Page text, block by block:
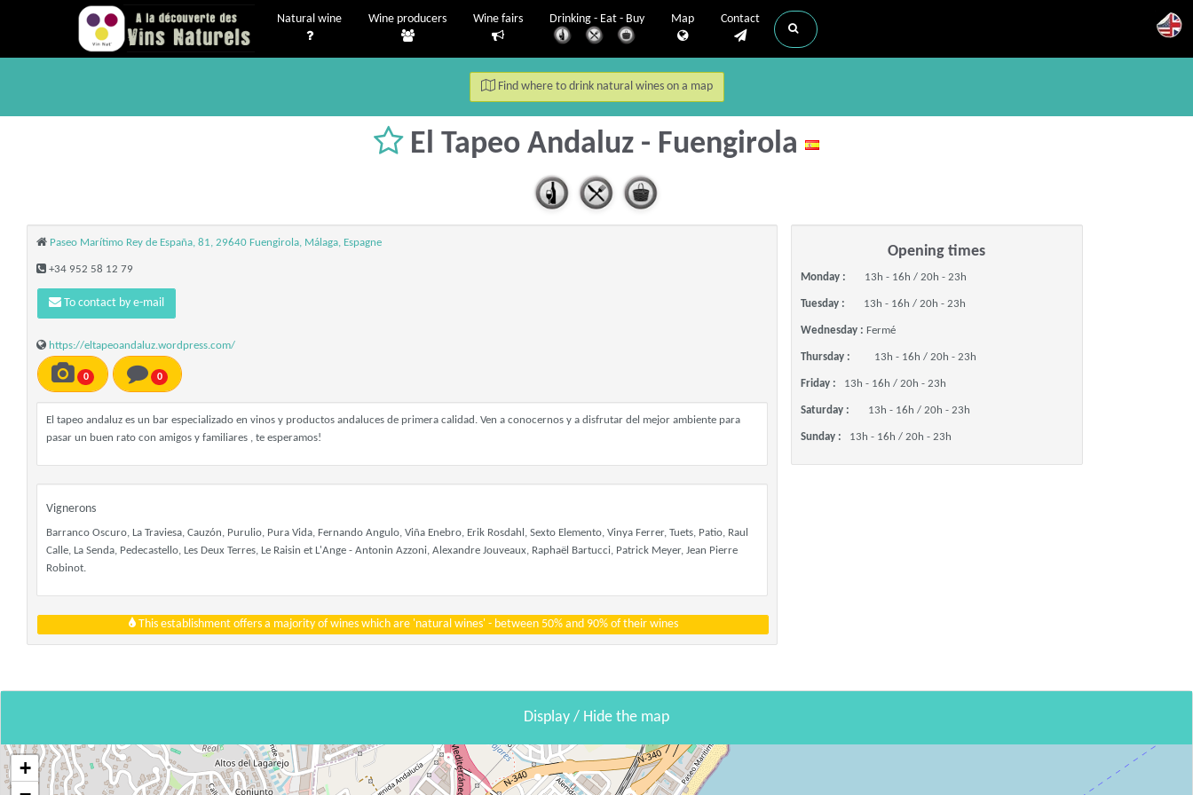
Natural wine Wine producers Wine fairs Drinking - Eat - Buy Map Contact
Find where to drink natural wines on a map
El Tapeo Andaluz - Fuengirola
Paseo Marítimo Rey de España, 81, 29640 Fuengirola, Málaga, Espagne
+34 952 58 12 79
To contact by e-mail
https://eltapeoandaluz.wordpress.com/
0 0
El tapeo andaluz es un bar especializado en vinos y productos andaluces de primera calidad. Ven a conocernos y a disfrutar del mejor ambiente para
pasar un buen rato con amigos y familiares , te esperamos!
Vignerons
Barranco Oscuro, La Traviesa, Cauzón, Purulio, Pura Vida, Fernando Angulo, Viña Enebro, Erik Rosdahl, Sexto Elemento, Vinya Ferrer, Tuets, Patio, Raul
Calle, La Senda, Pedecastello, Les Deux Terres, Le Raisin et L'Ange - Antonin Azzoni, Alexandre Jouveaux, Raphaël Bartucci, Patrick Meyer, Jean Pierre
Robinot.
This establishment offers a majority of wines which are 'natural wines' - between 50% and 90% of their wines
Opening times
Monday : 13h - 16h / 20h - 23h
Tuesday : 13h - 16h / 20h - 23h
Wednesday : Fermé
Thursday : 13h - 16h / 20h - 23h
Friday : 13h - 16h / 20h - 23h
Saturday : 13h - 16h / 20h - 23h
Sunday : 13h - 16h / 20h - 23h
Display / Hide the map
+